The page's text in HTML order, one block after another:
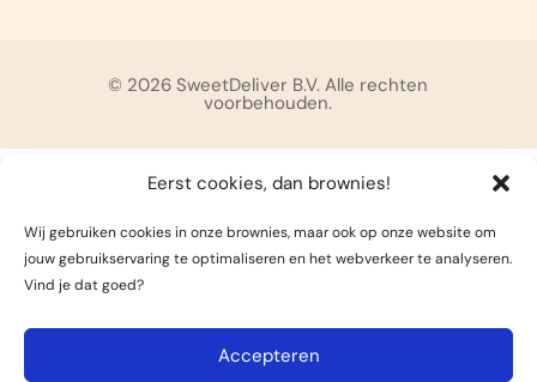
Eerst cookies, dan brownies!
Wij gebruiken cookies in onze brownies, maar ook op onze website om
jouw gebruikservaring te optimaliseren en het webverkeer te analyseren.
Vind je dat goed?
Accepteren
© 2026 SweetDeliver B.V. Alle rechten
voorbehouden.